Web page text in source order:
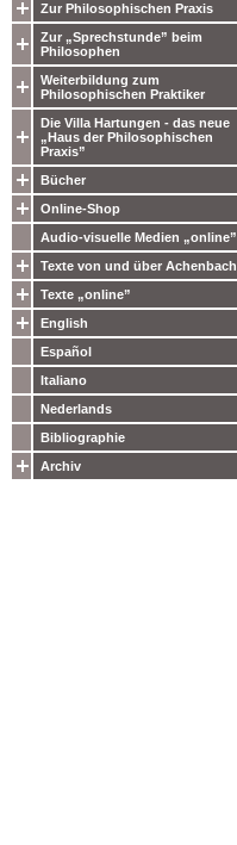
Zur Philosophischen Praxis
Zur „Sprechstunde” beim
Philosophen
Weiterbildung zum
Philosophischen Praktiker
Die Villa Hartungen - das neue
„Haus der Philosophischen
Praxis”
Bücher
Online-Shop
Audio-visuelle Medien „online”
Texte von und über Achenbach
Texte „online”
English
Español
Italiano
Nederlands
Bibliographie
Archiv